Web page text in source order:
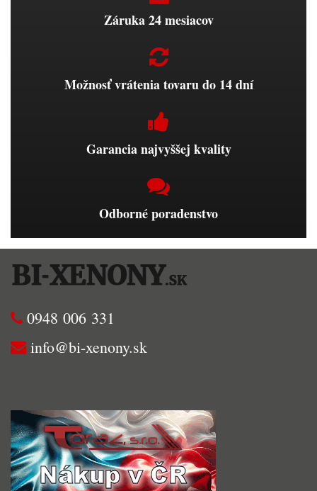
Záruka 24 mesiacov
Možnosť vrátenia tovaru do 14 dní
Garancia najvyššej kvality
Odborné poradenstvo
0948 006 331
info@bi-xenony.sk